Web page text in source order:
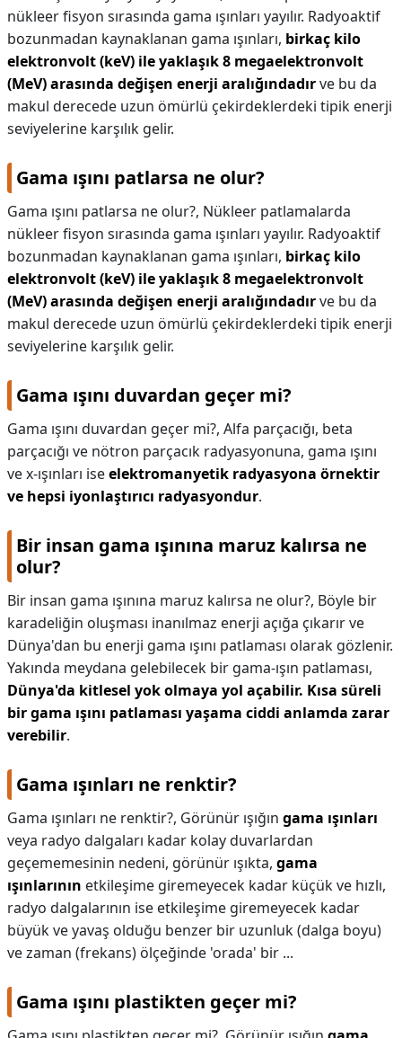
nükleer fisyon sırasında gama ışınları yayılır. Radyoaktif
bozunmadan kaynaklanan gama ışınları, birkaç kilo
elektronvolt (keV) ile yaklaşık 8 megaelektronvolt
(MeV) arasında değişen enerji aralığındadırve bu da
makul derecede uzun ömürlü çekirdeklerdeki tipik enerji
seviyelerine karşılık gelir.
Gama ışını patlarsa ne olur?
Gama ışını patlarsa ne olur?, Nükleer patlamalarda
nükleer fisyon sırasında gama ışınları yayılır. Radyoaktif
bozunmadan kaynaklanan gama ışınları, birkaç kilo
elektronvolt (keV) ile yaklaşık 8 megaelektronvolt
(MeV) arasında değişen enerji aralığındadırve bu da
makul derecede uzun ömürlü çekirdeklerdeki tipik enerji
seviyelerine karşılık gelir.
Gama ışını duvardan geçer mi?
Gama ışını duvardan geçer mi?, Alfa parçacığı, beta
parçacığı ve nötron parçacık radyasyonuna, gama ışını
ve x-ışınları iseelektromanyetik radyasyona örnektir
ve hepsi iyonlaştırıcı radyasyondur.
Bir insan gama ışınına maruz kalırsa ne
olur?
Bir insan gama ışınına maruz kalırsa ne olur?, Böyle bir
karadeliğin oluşması inanılmaz enerji açığa çıkarır ve
Dünya'dan bu enerji gama ışını patlaması olarak gözlenir.
Yakında meydana gelebilecek bir gama-ışın patlaması,
Dünya'da kitlesel yok olmaya yol açabilir. Kısa süreli
bir gama ışını patlaması yaşama ciddi anlamda zarar
verebilir.
Gama ışınları ne renktir?
Gama ışınları ne renktir?, Görünür ışığın gama ışınları
veya radyo dalgaları kadar kolay duvarlardan
geçememesinin nedeni, görünür ışıkta, gama
ışınlarının etkileşime giremeyecek kadar küçük ve hızlı,
radyo dalgalarının ise etkileşime giremeyecek kadar
büyük ve yavaş olduğu benzer bir uzunluk (dalga boyu)
ve zaman (frekans) ölçeğinde 'orada' bir ...
Gama ışını plastikten geçer mi?